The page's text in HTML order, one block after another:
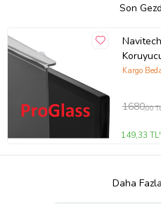
Son
Kargo
1680,00
149,33
Daha